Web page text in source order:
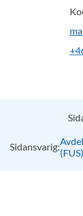
Sidansvarig:(FUS)